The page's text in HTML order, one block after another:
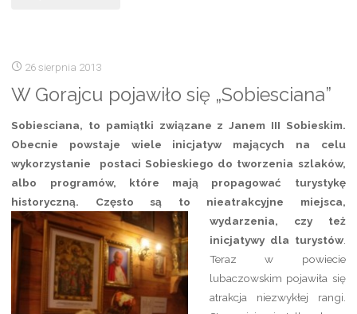
przydrożne
bruśnieńskie
figury”
26 sierpnia 2013
W Gorajcu pojawiło się „Sobiesciana”
Sobiesciana, to pamiątki związane z Janem III Sobieskim.
Obecnie powstaje wiele inicjatyw mających na celu
wykorzystanie postaci Sobieskiego do tworzenia szlaków,
albo programów, które mają propagować turystykę
historyczną. Często są to nieatrakcyjne miejsca,
wydarzenia, czy też
inicjatywy dla turystów.
Teraz w powiecie
lubaczowskim pojawiła się
atrakcja niezwykłej rangi.